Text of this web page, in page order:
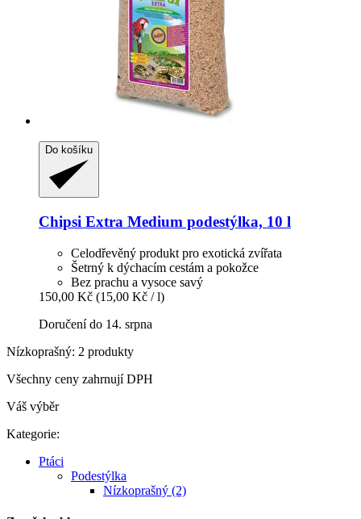
Do košíku
Chipsi Extra Medium podestýlka, 10 l
Celodřevěný produkt pro exotická zvířata
Šetrný k dýchacím cestám a pokožce
Bez prachu a vysoce savý
150,00 Kč (15,00 Kč / l)
Doručení do 14. srpna
Nízkoprašný: 2 produkty
Všechny ceny zahrnují DPH
Váš výběr
Kategorie:
Ptáci
Podestýlka
Nízkoprašný (2)